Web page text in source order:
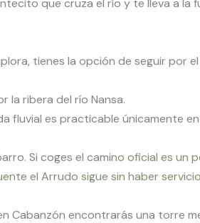
que cruza el río y te lleva a
tienes la opción de seguir
la ribera del río Nansa.
fluvial es practicable únicamente
Si coges el camino oficial es un
el Arrudo sigue sin haber
Cabanzón encontrarás una torre